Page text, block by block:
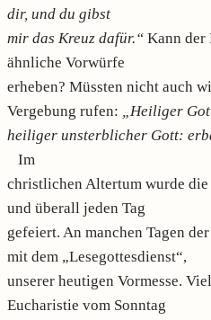
dir, und du gibst
mir das Kreuz dafür.“ Kann der
ähnliche Vorwürfe
erheben? Müssten nicht auch
Vergebung rufen: „Heiliger
heiliger unsterblicher Gott:
Im
christlichen Altertum wurde
und überall jeden Tag
gefeiert. An manchen Tagen
mit dem „Lesegottesdienst“,
unserer heutigen Vormesse.
Eucharistie vom Sonntag